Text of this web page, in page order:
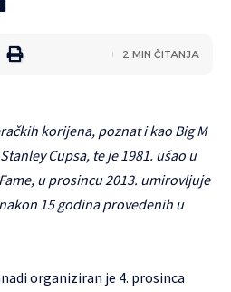
2 MIN ČITANJA
korijena, poznat i kao Big M
Cupsa, te je 1981. ušao u
u prosincu 2013. umirovljuje
15 godina provedenih u
organiziran je 4. prosinca